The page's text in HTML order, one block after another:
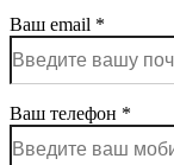
Ваш email *
Ваш телефон *